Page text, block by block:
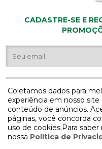
CADASTRE-SE E
Coletamos dados para
experiência em nosso site
conteúdo de anúncios.
páginas, você concorda
uso de cookies.Para saber
nossa Política de